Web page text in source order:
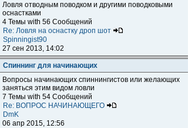
Ловля отводным поводком и другими поводковыми
оснастками
4 Темы with 56 Сообщений
Re: Ловля на оснастку дроп шот
Spinningist90
27 сен 2013, 14:02
Спиннинг для начинающих
Вопросы начинающих спиннингистов или желающих
заняться этим видом ловли
7 Темы with 54 Сообщений
Re: ВОПРОС НАЧИНАЮЩЕГО
DmK
06 апр 2015, 12:56